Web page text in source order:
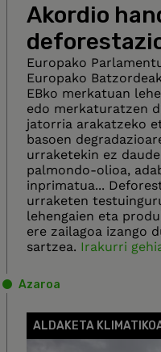
Akordio
Europako
Europako
EBko merkatuan
edo merkaturatzen
jatorria arakatzeko
basoen
urraketekin ez
palmondo-olioa,
inprimatua...
urraketen
lehengaien eta
ere zailagoa izango
sartzea. Irakurri
Azaroa
ALDAKETA